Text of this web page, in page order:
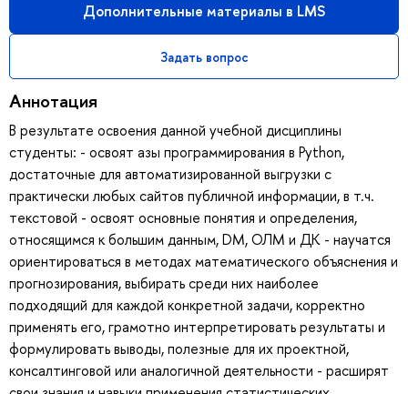
Дополнительные материалы в LMS
Задать вопрос
Аннотация
В результате освоения данной учебной дисциплины
студенты: - освоят азы программирования в Python,
достаточные для автоматизированной выгрузки с
практически любых сайтов публичной информации, в т.ч.
текстовой - освоят основные понятия и определения,
относящимся к большим данным, DM, ОЛМ и ДК - научатся
ориентироваться в методах математического объяснения и
прогнозирования, выбирать среди них наиболее
подходящий для каждой конкретной задачи, корректно
применять его, грамотно интерпретировать результаты и
формулировать выводы, полезные для их проектной,
консалтинговой или аналогичной деятельности - расширят